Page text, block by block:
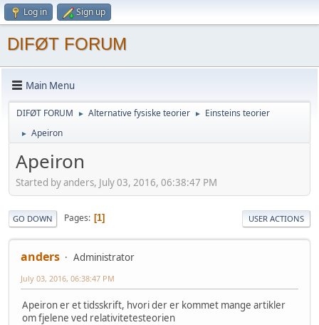
Log in Sign up
DIFØT FORUM
Main Menu
DIFØT FORUM ► Alternative fysiske teorier ► Einsteins teorier
► Apeiron
Apeiron
Started by anders, July 03, 2016, 06:38:47 PM
GO DOWN Pages 1 USER ACTIONS
anders Administrator
July 03, 2016, 06:38:47 PM
Apeiron er et tidsskrift, hvori der er kommet mange artikler
om fjelene ved relativitetesteorien